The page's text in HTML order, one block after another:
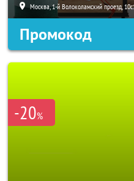
Москва, 1-й Волоколамский проезд,
Промокод
-20%